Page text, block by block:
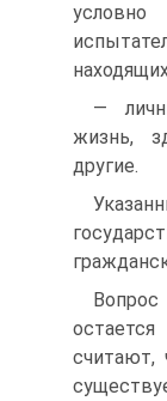
—
жизнь,
другие.
считают,